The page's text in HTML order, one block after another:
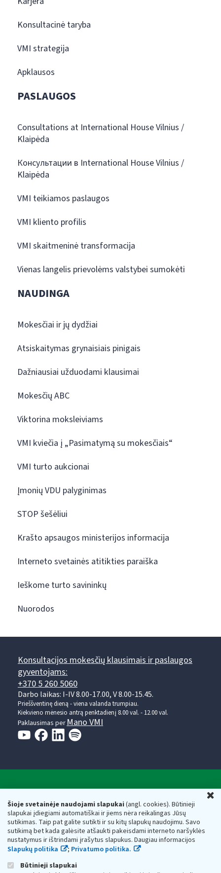
Šioje svetainėje naudojami slapukai(angl. cookies). Būtinieji
slapukai įdiegiami automatiškai ir jiems nėra reikalingas Jūsų
sutikimas. Taip pat galite sutikti ir su kitų slapukų naudojimu. Savo
sutikimą bet kada galėsite atšaukti pakeisdami interneto naršyklės
nustatymus ir ištrindami įrašytus slapukus. Daugiau informacijos
Slapukų politika
; Privatumo politika.
Būtinieji slapukai
Konsultacinė taryba
VMI strategija
Apklausos
PASLAUGOS
Consultations at International House Vilnius /
Klaipėda
Консультации в International House Vilnius /
Klaipėda
VMI teikiamos paslaugos
VMI kliento profilis
VMI skaitmeninė transformacija
Vienas langelis prievolėms valstybei sumokėti
NAUDINGA
Mokesčiai ir jų dydžiai
Atsiskaitymas grynaisiais pinigais
Dažniausiai užduodami klausimai
Mokesčių ABC
Viktorina moksleiviams
VMI kviečia į „Pasimatymą su mokesčiais“
VMI turto aukcionai
Įmonių VDU palyginimas
STOP šešėliui
Krašto apsaugos ministerijos informacija
Interneto svetainės atitikties paraiška
Ieškome turto savininkų
Nuorodos
Konsultacijos mokesčių klausimais ir paslaugos
gyventojams:
+370 5 260 5060
Darbo laikas: I-IV 8.00-17.00, V 8.00-15.45.
Prieššventinę dieną - viena valanda trumpiau.
Kiekvieno mėnesio antrą penktadienį 8.00 val. - 12.00 val.
Paklausimas per Mano VMI
Respublikos finansų ministerijos
Biudžetinė įstaiga. Juridinio asmens kodas — 188659752,
adresas: Vasario 16-osios g. 14, 01107 Vilnius, Lietuva, el.paštas:
vmi@vmi.lt, E. pristatymo dėžutės adresas 188659752
Duomenys apie Valstybinę mokesčių inspekciją prie Lietuvos
Respublikos finansų ministerijos kaupiami ir saugomi Juridinių